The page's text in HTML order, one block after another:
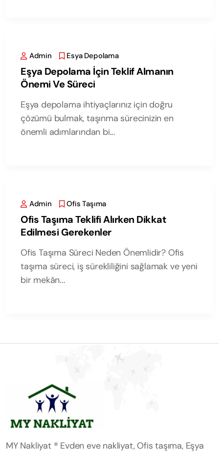
Admin Esya Depolama
Eşya Depolama İçin Teklif Almanın
Önemi Ve Süreci
Eşya depolama ihtiyaçlarınız için doğru
çözümü bulmak, taşınma sürecinizin en
önemli adımlarından bi...
Admin Ofis Taşıma
Ofis Taşıma Teklifi Alırken Dikkat
Edilmesi Gerekenler
Ofis Taşıma Süreci Neden Önemlidir? Ofis
taşıma süreci, iş sürekliliğini sağlamak ve yeni
bir mekân...
MY Nakliyat ® Evden eve nakliyat, Ofis taşıma, Eşya